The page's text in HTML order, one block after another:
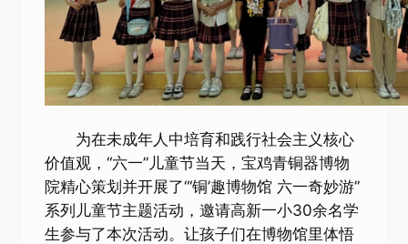
为在未成年人中培育和践行社会主义核心
价值观，“六一”儿童节当天，宝鸡青铜器博物
院精心策划并开展了“‘铜’趣博物馆 六一奇妙游”
系列儿童节主题活动，邀请高新一小30余名学
生参与了本次活动。让孩子们在博物馆里体悟